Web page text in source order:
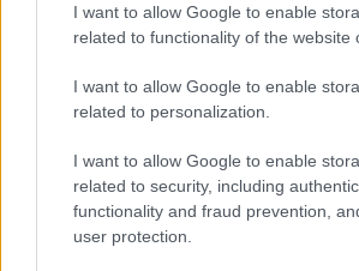
I want to allow Google to enable
related to functionality of the website
I want to allow Google to enable
related to personalization.
I want to allow Google to enable
related to security, including
functionality and fraud prevention,
user protection.
Mattila színészi alakítása
énekesi teljesítményét, tökéletes
hősnő - nem létezik. Vladimir
hangerejével helyenként már-már
azután szebben és kissé
Hatalmas hang, pazar színészi
tenor. Szerencsésnek mondhatja
társulat, amely évről évre
meg szereposztásait. A zenekart
vezényelte, aki 1956 óta dolgozik a